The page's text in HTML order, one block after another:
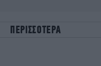
ΠΕΡΙΣΣΟΤΕΡΑ